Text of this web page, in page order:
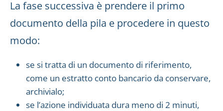
La fase successiva è prendere il primo
documento della pila e procedere in questo
modo:
se si tratta di un documento di riferimento,
come un estratto conto bancario da conservare,
archivialo;
se l’azione individuata dura meno di 2 minuti,